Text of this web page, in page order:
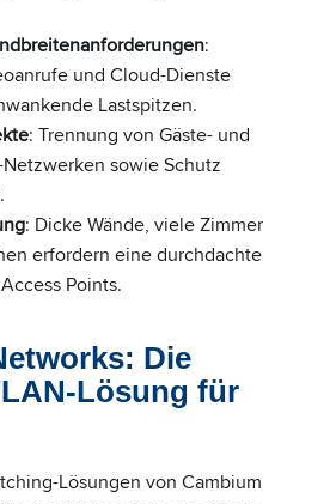
:
und Cloud-Dienste
Lastspitzen.
: Trennung von Gäste- und
sowie Schutz
: Dicke Wände, viele Zimmer
erfordern eine durchdachte
Points.
Die
Lösung für
Lösungen von Cambium